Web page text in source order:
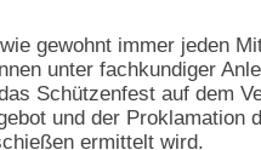
gewohnt immer jeden
unter fachkundiger
Schützenfest auf dem
und der
ermittelt wird.